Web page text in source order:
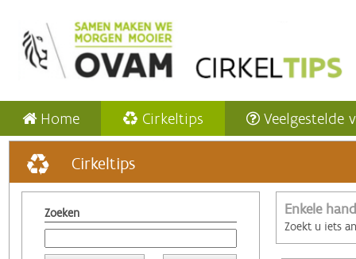
Home Cirkeltips Veelgestelde
Cirkeltips
Zoeken Enkele
Zoekt u iets